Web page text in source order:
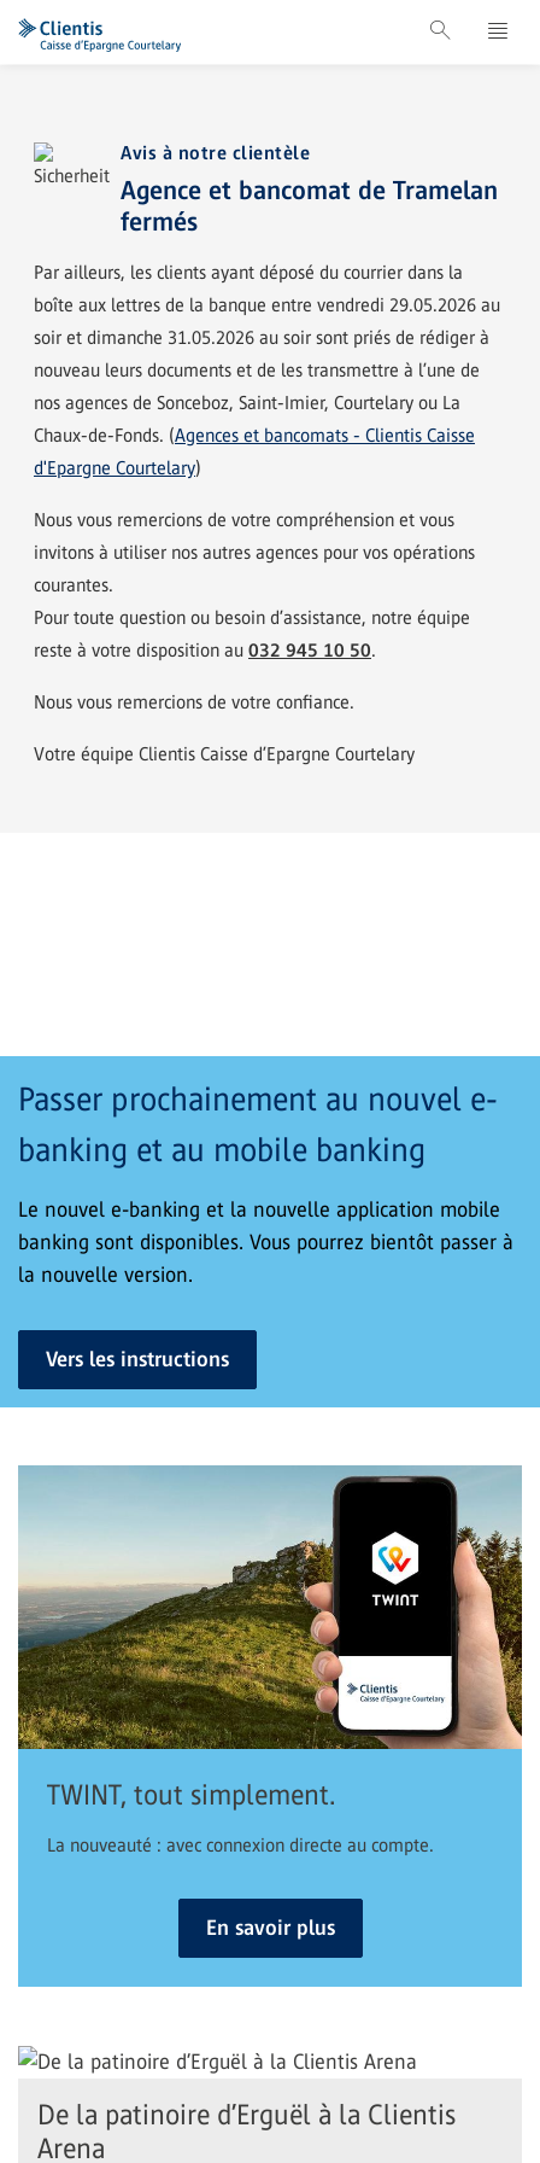
Avis à notre clientèle
Agence et bancomat de Tramelan
fermés
Par ailleurs, les clients ayant déposé du courrier dans la
boîte aux lettres de la banque entre vendredi 29.05.2026 au
soir et dimanche 31.05.2026 au soir sont priés de rédiger à
nouveau leurs documents et de les transmettre à l’une de
nos agences de Sonceboz, Saint-Imier, Courtelary ou La
Chaux-de-Fonds. (Agences et bancomats - Clientis Caisse
d'Epargne Courtelary)
Nous vous remercions de votre compréhension et vous
invitons à utiliser nos autres agences pour vos opérations
courantes.
Pour toute question ou besoin d’assistance, notre équipe
reste à votre disposition au 032 945 10 50.
Nous vous remercions de votre confiance.
Votre équipe Clientis Caisse d’Epargne Courtelary
Passer prochainement au nouvel e-
banking et au mobile banking
Le nouvel e-banking et la nouvelle application mobile
banking sont disponibles. Vous pourrez bientôt passer à
la nouvelle version.
Vers les instructions
TWINT, tout simplement.
La nouveauté : avec connexion directe au compte.
En savoir plus
De la patinoire d’Erguël à la Clientis
Arena